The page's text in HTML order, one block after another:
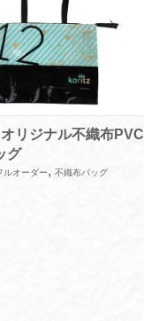
リジナル不織布PVC
グ
ルオーダー, 不織布バッグ